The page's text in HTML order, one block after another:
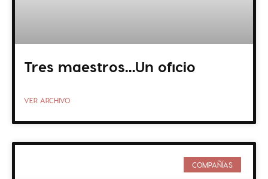
Tres maestros…Un oficio
VER ARCHIVO
COMPAÑÍAS